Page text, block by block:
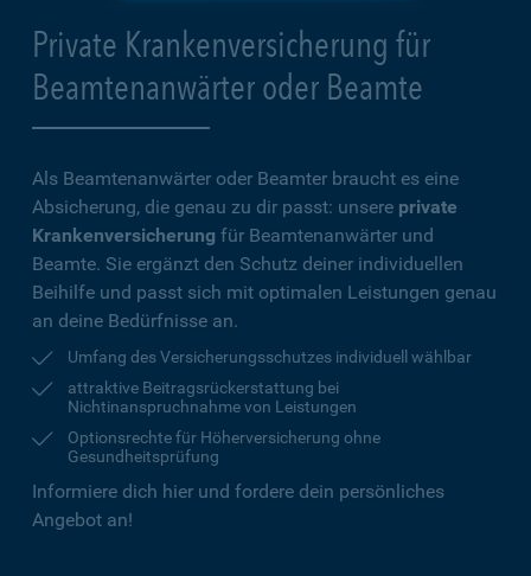
Private Krankenversicherung für
Beamtenanwärter oder Beamte
Als Beamtenanwärter oder Beamter braucht es eine
Absicherung, die genau zu dir passt: unsere private
Krankenversicherung für Beamtenanwärter und
Beamte. Sie ergänzt den Schutz deiner individuellen
Beihilfe und passt sich mit optimalen Leistungen genau
an deine Bedürfnisse an.
Umfang des Versicherungsschutzes individuell wählbar
attraktive Beitragsrückerstattung bei
Nichtinanspruchnahme von Leistungen
Optionsrechte für Höherversicherung ohne
Gesundheitsprüfung
Informiere dich hier und fordere dein persönliches
Angebot an!